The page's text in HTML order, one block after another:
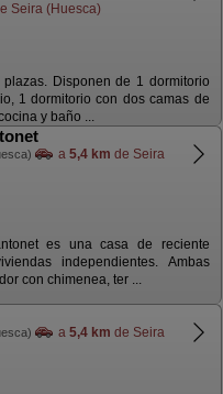
Seira (Huesca)
Disponen de 1 dormitorio
1 dormitorio con dos camas de
y baño ...
a 5,4 km de Seira
es una casa de reciente
independientes. Ambas
con chimenea, ter ...
a 5,4 km de Seira